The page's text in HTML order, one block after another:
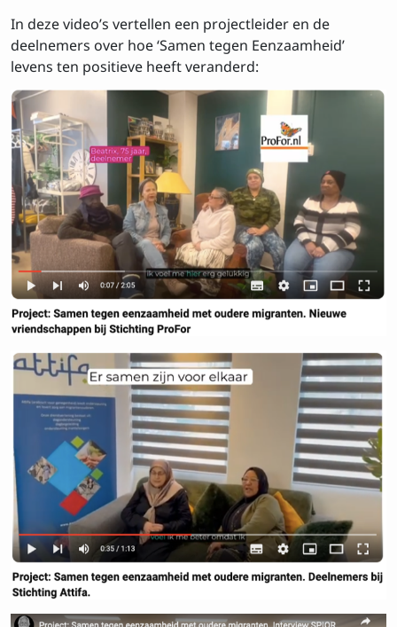
In deze video’s vertellen een projectleider en de
deelnemers over hoe ‘Samen tegen Eenzaamheid’
levens ten positieve heeft veranderd:
Inschrijven op de
nieuwsbrief
Voornaam
Achtenaam
E-mailadres
PrivacyIk ga akkoord met devoorwaarden